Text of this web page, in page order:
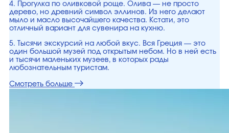
4. Прогулка по оливковой роще. Олива — не просто
дерево, но древний символ эллинов. Из него делают
мыло и масло высочайшего качества. Кстати, это
отличный вариант для сувенира на кухню.
5. Тысячи экскурсий на любой вкус. Вся Греция — это
один большой музей под открытым небом. Но в ней есть
и тысячи маленьких музеев, в которых рады
любознательным туристам.
Смотреть больше